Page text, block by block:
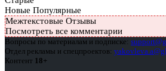
Новые Популярные
Межтекстовые Отзывы
Посмотреть все комментарии
Вопросы по материалам и подписке:
Отдел рекламы и спецпроектов:
Контент 18+